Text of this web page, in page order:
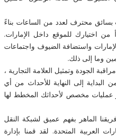
بسائق محترف لعدد من الساعات بناءً
اختيارك للموقع داخل الإمارات.
واستضافة الضيوف واجتماعات
وما إلى ذلك.
الجودة وتمثيل العلامة التجارية ،
إلى النهاية للأحداث من أي
عمليات مخصص لأحداثك المخطط لها
الماهر بفهم عميق لشبكة النقل
العربية المتحدة. لقد قمنا بإدارة